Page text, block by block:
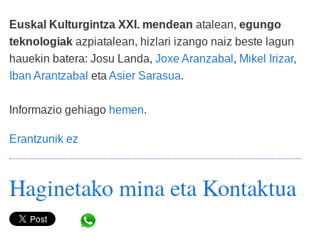
Euskal Kulturgintza XXI. mendean atalean,egungo
teknologiak azpiatalean, hizlari izango naiz beste lagun
hauekin batera: Josu Landa,Joxe Aranzabal , Mikel Irizar,
Iban Arantzabal etaAsier Sarasua.
Informazio gehiago hemen.
Erantzunik ez
Haginetako mina eta Kontaktua